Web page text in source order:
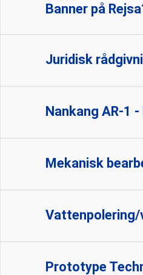
Banner på
Juridisk
Nankang AR-1
Mekanisk
Prototype